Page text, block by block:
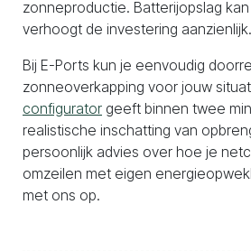
zonneproductie. Batterijopslag
verhoogt de investering aanzienlijk.
Bij E-Ports kun je eenvoudig
zonneoverkapping voor jouw
configurator geeft binnen twee
realistische inschatting van
persoonlijk advies over hoe je
omzeilen met eigen
met ons op.